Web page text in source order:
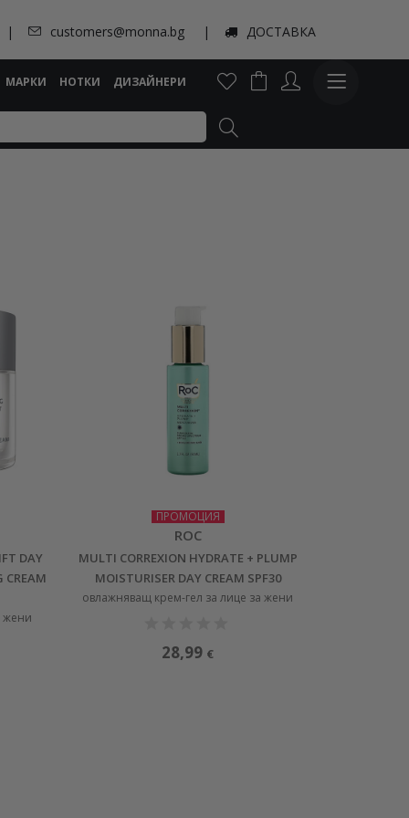
customers@monna.bg ДОСТАВКА
МАРКИ НОТКИ ДИЗАЙНЕРИ
DAY
CREAM
жени
ПРОМОЦИЯ
ROC
MULTI CORREXION HYDRATE + PLUMP
MOISTURISER DAY CREAM SPF30
овлажняващ крем-гел за лице за жени
28,99 €